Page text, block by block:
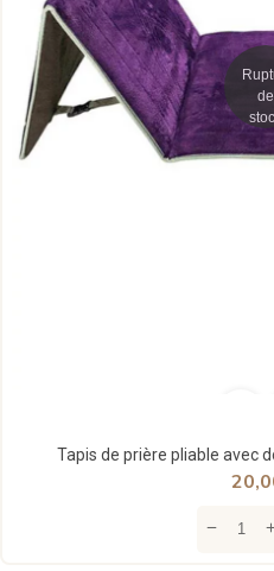
de
Tapis de prière pliable avec